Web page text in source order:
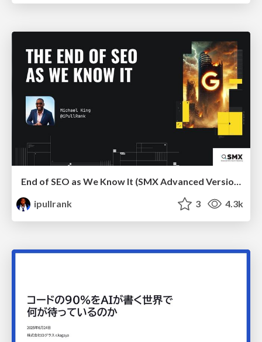
End of SEO as We Know It (SMX Advanced Version)
ipullrank
3 4.3k